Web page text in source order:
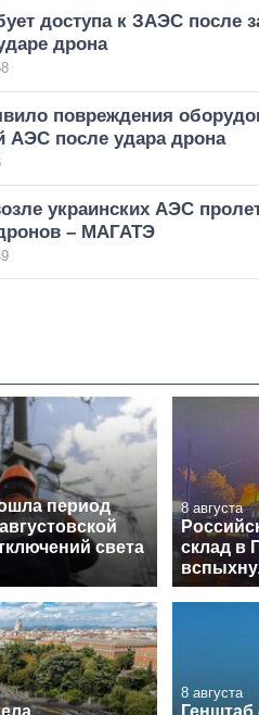
доступа к ЗАЭС после
дрона
повреждения
АЭС после удара дрона
украинских АЭС
– МАГАТЭ
период
света
8 августа
склад в
8 августа